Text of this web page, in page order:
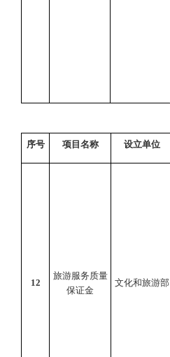
序号 项目名称 设立单位
12
旅游服务质量
保证金
文化和旅游部